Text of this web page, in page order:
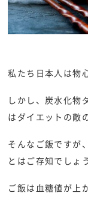
私たち日本人は物
しかし、炭水化物
はダイエットの敵
そんなご飯ですが
とはご存知でしょ
ご飯は血糖値が上